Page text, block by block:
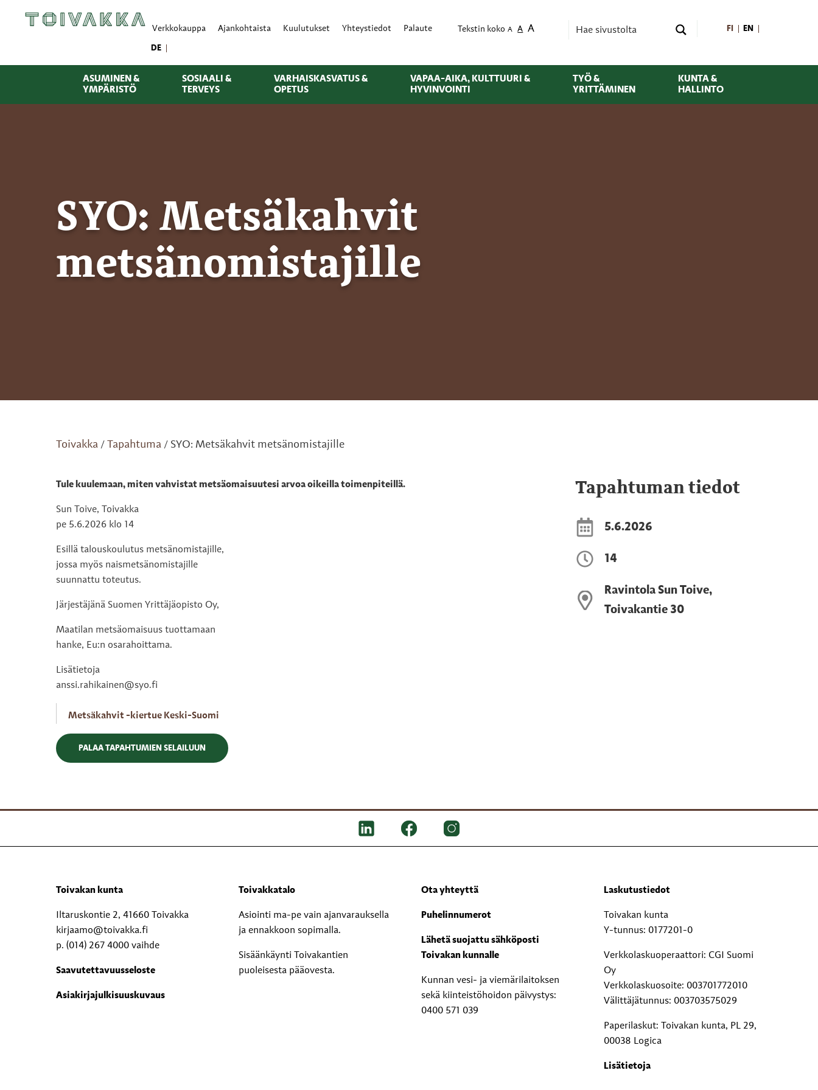
Verkkokauppa Ajankohtaista Kuulutukset Yhteystiedot Palaute Tekstin koko A A A FI EN
DE
ASUMINEN &
YMPÄRISTÖ
SOSIAALI &
TERVEYS
VARHAISKASVATUS &
OPETUS
VAPAA-AIKA, KULTTUURI &
HYVINVOINTI
TYÖ &
YRITTÄMINEN
KUNTA &
HALLINTO
SYO: Metsäkahvit
metsänomistajille
Toivakka / Tapahtuma / SYO: Metsäkahvit metsänomistajille
Tule kuulemaan, miten vahvistat metsäomaisuutesi arvoa oikeilla toimenpiteillä.
Sun Toive, Toivakka
pe 5.6.2026 klo 14
Esillä talouskoulutus metsänomistajille,
jossa myös naismetsänomistajille
suunnattu toteutus.
Järjestäjänä Suomen Yrittäjäopisto Oy,
Maatilan metsäomaisuus tuottamaan
hanke, Eu:n osarahoittama.
Lisätietoja
anssi.rahikainen@syo.fi
Metsäkahvit -kiertue Keski-Suomi
PALAA TAPAHTUMIEN SELAILUUN
Tapahtuman tiedot
5.6.2026
14
Ravintola Sun Toive,
Toivakantie 30
Toivakan kunta
Iltaruskontie 2, 41660 Toivakka
kirjaamo@toivakka.fi
p. (014) 267 4000 vaihde
Saavutettavuusseloste
Asiakirjajulkisuuskuvaus
Toivakkatalo
Asiointi ma-pe vain ajanvarauksella
ja ennakkoon sopimalla.
Sisäänkäynti Toivakantien
puoleisesta pääovesta.
Ota yhteyttä
Puhelinnumerot
Lähetä suojattu sähköposti
Toivakan kunnalle
Kunnan vesi- ja viemärilaitoksen
sekä kiinteistöhoidon päivystys:
0400 571 039
Laskutustiedot
Toivakan kunta
Y-tunnus: 0177201-0
Verkkolaskuoperaattori: CGI Suomi
Oy
Verkkolaskuosoite: 003701772010
Välittäjätunnus: 003703575029
Paperilaskut: Toivakan kunta, PL 29,
00038 Logica
Lisätietoja